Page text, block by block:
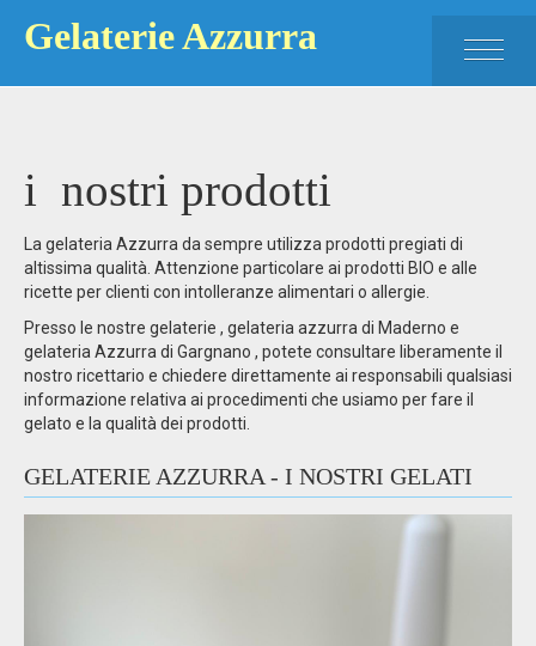
Gelaterie Azzurra
GELATERIA MADERNO
GELATERIA GARGNANO
CONTATTI
i nostri prodotti
La gelateria Azzurra da sempre utilizza prodotti pregiati di
altissima qualità. Attenzione particolare ai prodotti BIO e alle
ricette per clienti con intolleranze alimentari o allergie.
Presso le nostre gelaterie , gelateria azzurra di Maderno e
gelateria Azzurra di Gargnano , potete consultare liberamente il
nostro ricettario e chiedere direttamente ai responsabili qualsiasi
informazione relativa ai procedimenti che usiamo per fare il
gelato e la qualità dei prodotti.
GELATERIE AZZURRA - I NOSTRI GELATI